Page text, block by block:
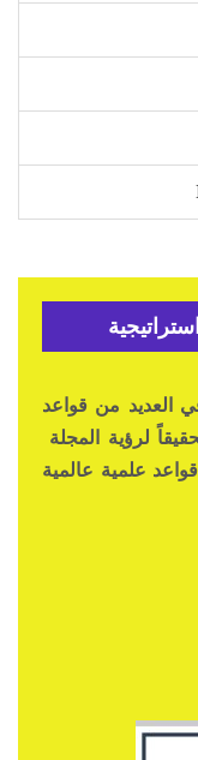
العديد من قواعد
لرؤية المجلة
علمية عالمية